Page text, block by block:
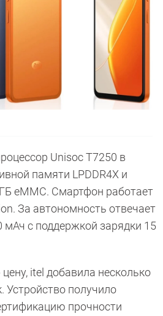
Unisoc T7250 в
памяти LPDDR4X и
eMMC. Смартфон работает
За автономность отвечает
мАч с поддержкой зарядки 15
itel добавила несколько
получило
прочности